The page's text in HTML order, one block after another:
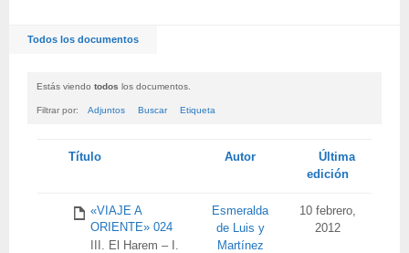
Todos los documentos
Estás viendo todos los documentos.
Filtrar por: Adjuntos Buscar Etiqueta
Tienes
Título Autor
Última
edición
«VIAJE A
ORIENTE» 024
III. El Harem – I.
Esmeralda
de Luis y
Martínez
10 febrero,
2012